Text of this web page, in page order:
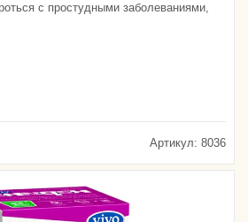
с простудными заболеваниями,
Артикул: 8036